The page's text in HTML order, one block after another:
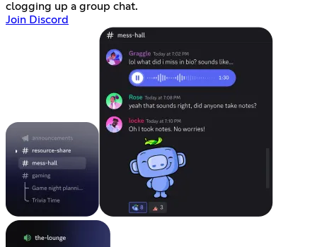
clogging up a group chat.
Join Discord